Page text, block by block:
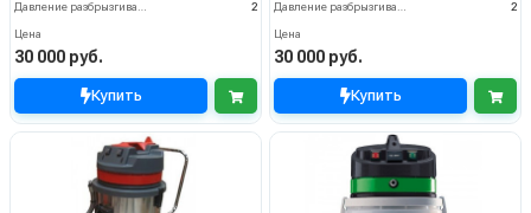
Давление разбрызгивания моющего раствора (бар)
2
Цена
30 000 руб.
Купить
Давление разбрызгивания (бар)
2
Цена
30 000 руб.
Купить